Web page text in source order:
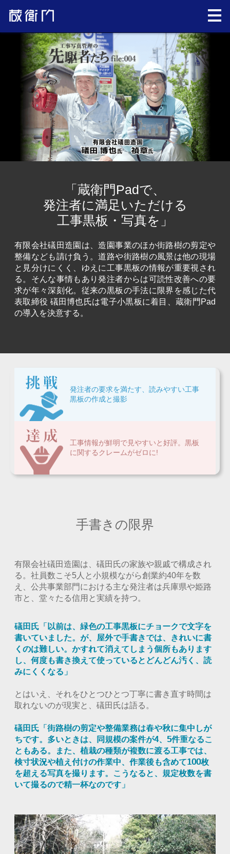
「蔵衛門Padで、
発注者に満足いただける
工事黒板・写真を」
有限会社礒田造園は、造園事業のほか街路樹の剪定や
整備なども請け負う。道路や街路樹の風景は他の現場
と見分けにくく、ゆえに工事黒板の情報が重要視され
る。そんな事情もあり発注者からは可読性改善への要
求が年々深刻化。従来の黒板の手法に限界を感じた代
表取締役 礒田博也氏は電子小黒板に着目、蔵衛門Pad
の導入を決意する。
発注者の要求を満たす、読みやすい工事
黒板の作成と撮影
工事情報が鮮明で見やすいと好評。黒板
に関するクレームがゼロに!
手書きの限界
有限会社礒田造園は、礒田氏の家族や親戚で構成され
る。社員数こそ5人と小規模ながら創業約40年を数
え、公共事業部門における主な発注者は兵庫県や姫路
市と、堂々たる信用と実績を持つ。
礒田氏「以前は、緑色の工事黒板にチョークで文字を
書いていました。が、屋外で手書きでは、きれいに書
くのは難しい。かすれて消えてしまう個所もあります
し、何度も書き換えて使っているとどんどん汚く、読
みにくくなる」
とはいえ、それをひとつひとつ丁寧に書き直す時間は
取れないのが現実と、礒田氏は語る。
礒田氏「街路樹の剪定や整備業務は春や秋に集中しが
ちです。多いときは、同規模の案件が4、5件重なるこ
ともある。また、植栽の種類が複数に渡る工事では、
検寸状況や植え付けの作業中、作業後も含めて100枚
を超える写真を撮ります。こうなると、規定枚数を書
いて撮るので精一杯なのです」